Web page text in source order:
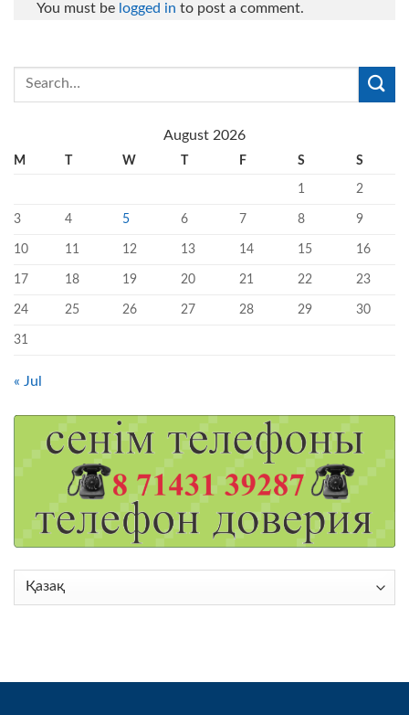
You must be logged in to post a comment.
August 2026
M T W T F S S
1 2
3 4 5 6 7 8 9
10 11 12 13 14 15 16
17 18 19 20 21 22 23
24 25 26 27 28 29 30
31
« Jul
Choose